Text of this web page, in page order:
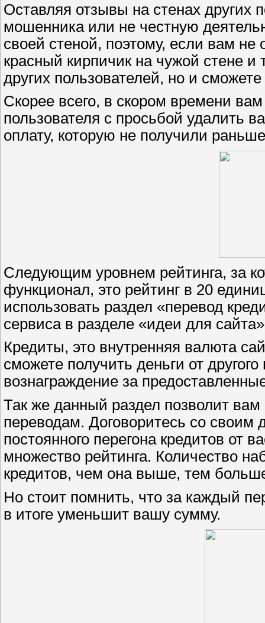
Оставляя отзывы на стенах других
мошенника или не честную
своей стеной, поэтому, если вам
красный кирпичик на чужой стене
других пользователей, но и сможете
Скорее всего, в скором времени
пользователя с просьбой удалить
оплату, которую не получили
Следующим уровнем рейтинга, за
функционал, это рейтинг в 20
использовать раздел «перевод
сервиса в разделе «идеи для
Кредиты, это внутренняя валюта
сможете получить деньги от
вознаграждение за
Так же данный раздел позволит вам
переводам. Договоритесь со своим
постоянного перегона кредитов от
множество рейтинга. Количество
кредитов, чем она выше, тем
Но стоит помнить, что за каждый
в итоге уменьшит вашу сумму.